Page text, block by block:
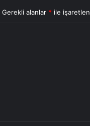
Gerekli alanlar * ile